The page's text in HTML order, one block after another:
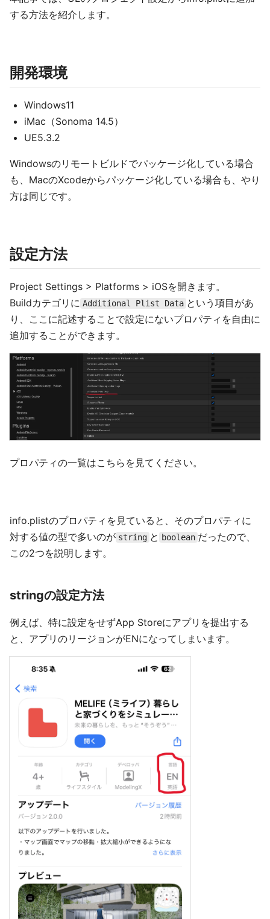
する方法を紹介します。
開発環境
Windows11
iMac（Sonoma 14.5）
UE5.3.2
Windowsのリモートビルドでパッケージ化している場合
も、MacのXcodeからパッケージ化している場合も、やり
方は同じです。
設定方法
Project Settings > Platforms > iOSを開きます。
Buildカテゴリに Additional Plist Data という項目があ
り、ここに記述することで設定にないプロパティを自由に
追加することができます。
プロパティの一覧はこちらを見てください。
info.plistのプロパティを見ていると、そのプロパティに
対する値の型で多いのが string と boolean だったので、
この2つを説明します。
stringの設定方法
例えば、特に設定をせずApp Storeにアプリを提出する
と、アプリのリージョンがENになってしまいます。